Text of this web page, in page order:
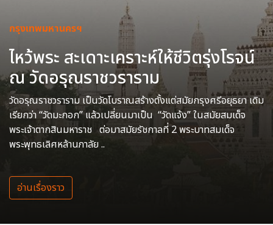
กรุงเทพมหานครฯ
ไหว้พระ สะเดาะเคราะห์ให้ชีวิตรุ่งโรจน์
ณ วัดอรุณราชวราราม
วัดอรุณราชวราราม เป็นวัดโบราณสร้างตั้งแต่สมัยกรุงศรีอยุธยา เดิม
เรียกว่า “วัดมะกอก” แล้วเปลี่ยนมาเป็น “วัดแจ้ง” ในสมัยสมเด็จ
พระเจ้าตากสินมหาราช ต่อมาสมัยรัชกาลที่ 2 พระบาทสมเด็จ
พระพุทธเลิศหล้านภาลัย ..
อ่านเรื่องราว